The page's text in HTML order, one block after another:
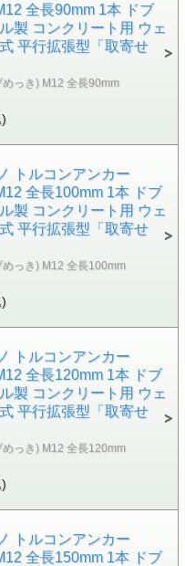
全長90mm 1本 ドブ
製 コンクリート用 ウェ
平行拡張型「取寄せ
っき) M12 全長90mm
トルコンアンカー
全長100mm 1本 ドブ
製 コンクリート用 ウェ
平行拡張型「取寄せ
っき) M12 全長100mm
トルコンアンカー
全長120mm 1本 ドブ
製 コンクリート用 ウェ
平行拡張型「取寄せ
っき) M12 全長120mm
トルコンアンカー
全長150mm 1本 ドブ